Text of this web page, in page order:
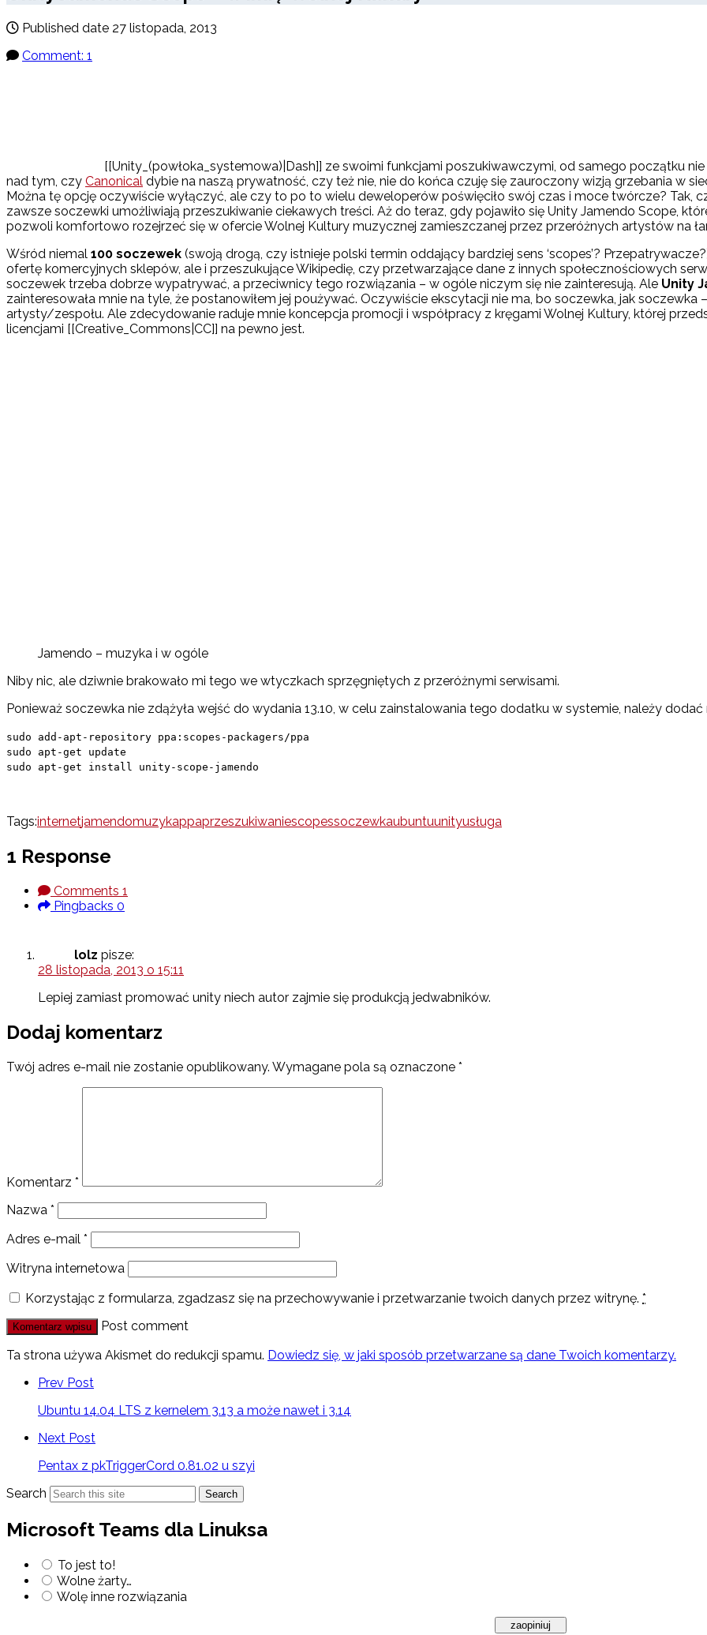
Published date 27 listopada, 2013
Comment: 1
[[Unity_(powłoka_systemowa)|Dash]] ze swoimi funkcjami poszukiwawczymi, od samego początku
nad tym, czy Canonical dybie na naszą prywatność, czy też nie, nie do końca czuję się zauroczony wizją grzebania w
Można tę opcję oczywiście wyłączyć, ale czy to po to wielu deweloperów poświęciło swój czas i moce twórcze? Tak,
zawsze soczewki umożliwiają przeszukiwanie ciekawych treści. Aż do teraz, gdy pojawiło się Unity Jamendo Scope,
pozwoli komfortowo rozejrzeć się w ofercie Wolnej Kultury muzycznej zamieszczanej przez przeróżnych artystów na
Wśród niemal 100 soczewek (swoją drogą, czy istnieje polski termin oddający bardziej sens ‘scopes’?
ofertę komercyjnych sklepów, ale i przeszukujące Wikipedię, czy przetwarzające dane z innych społecznościowych
soczewek trzeba dobrze wypatrywać, a przeciwnicy tego rozwiązania – w ogóle niczym się nie zainteresują. Ale Unity
zainteresowała mnie na tyle, że postanowiłem jej poużywać. Oczywiście ekscytacji nie ma, bo soczewka, jak
artysty/zespołu. Ale zdecydowanie raduje mnie koncepcja promocji i współpracy z kręgami Wolnej Kultury, której
licencjami [[Creative_Commons|CC]] na pewno jest.
Jamendo – muzyka i w ogóle
Niby nic, ale dziwnie brakowało mi tego we wtyczkach sprzęgniętych z przeróżnymi serwisami.
Ponieważ soczewka nie zdążyła wejść do wydania 13.10, w celu zainstalowania tego dodatku w systemie, należy
sudo add-apt-repository ppa:scopes-packagers/ppa
sudo apt-get update
sudo apt-get install unity-scope-jamendo
Tags:internetjamendomuzykappaprzeszukiwaniescopessoczewkaubuntuunityusługa
1 Response
Comments 1
Pingbacks 0
lolz pisze:
28 listopada, 2013 o 15:11
Lepiej zamiast promować unity niech autor zajmie się produkcją jedwabników.
Dodaj komentarz
Twój adres e-mail nie zostanie opublikowany. Wymagane pola są oznaczone *
Komentarz *
Nazwa *
Adres e-mail *
Witryna internetowa
Korzystając z formularza, zgadzasz się na przechowywanie i przetwarzanie twoich danych przez witrynę. *
Post comment
Ta strona używa Akismet do redukcji spamu. Dowiedz się, w jaki sposób przetwarzane są dane Twoich komentarzy.
Prev Post
Ubuntu 14.04 LTS z kernelem 3.13 a może nawet i 3.14
Next Post
Pentax z pkTriggerCord 0.81.02 u szyi
Search
Search
Microsoft Teams dla Linuksa
To jest to!
Wolne żarty…
Wolę inne rozwiązania